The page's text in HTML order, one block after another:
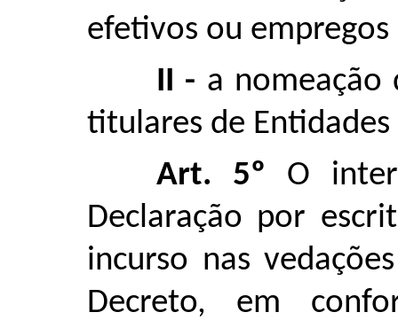
efetivos ou
II - a nomeação
titulares de
Art. 5º O
Declaração por
incurso nas
Decreto, em